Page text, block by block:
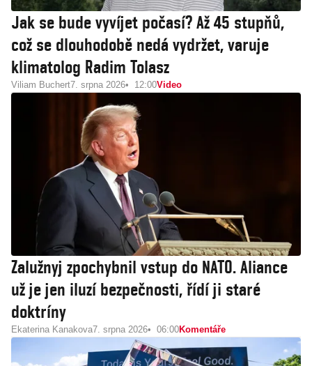
Jak se bude vyvíjet počasí? Až 45 stupňů,
což se dlouhodobě nedá vydržet, varuje
klimatolog Radim Tolasz
Viliam Buchert7. srpna 2026 12:00Video
Zalužnyj zpochybnil vstup do NATO. Aliance
už je jen iluzí bezpečnosti, řídí ji staré
doktríny
Ekaterina Kanakova7. srpna 2026 06:00Komentáře